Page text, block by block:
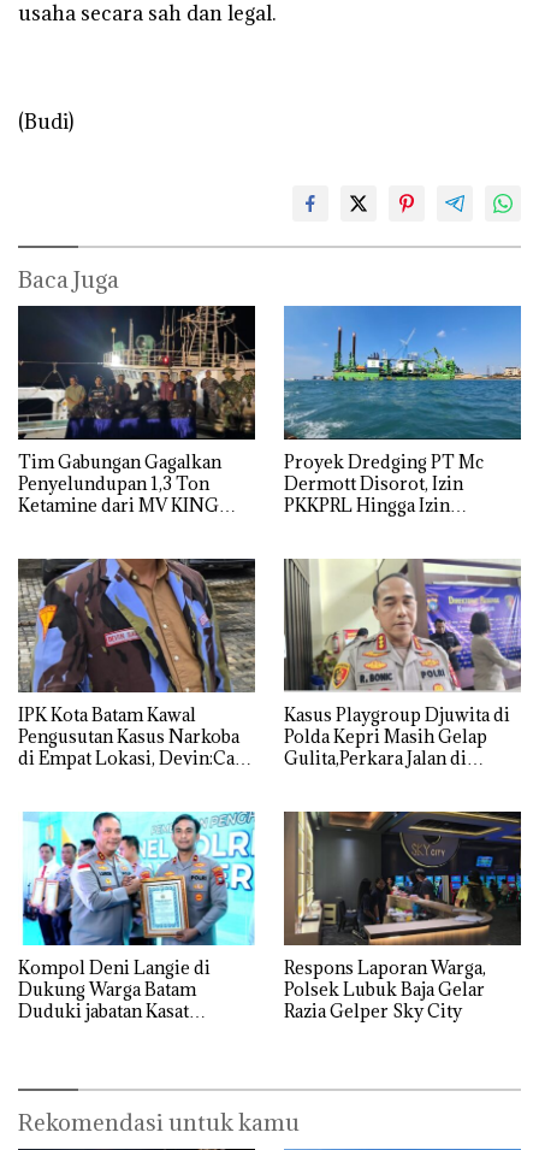
usaha secara sah dan legal.
(Budi)
Baca Juga
Tim Gabungan Gagalkan
Penyelundupan 1,3 Ton
Ketamine dari MV KING
Proyek Dredging PT Mc
Dermott Disorot, Izin
PKKPRL Hingga Izin
IPK Kota Batam Kawal
Pengusutan Kasus Narkoba
di Empat Lokasi, Devin:Cari
Kasus Playgroup Djuwita di
Polda Kepri Masih Gelap
Gulita,Perkara Jalan di
Kompol Deni Langie di
Dukung Warga Batam
Duduki jabatan Kasat
Respons Laporan Warga,
Polsek Lubuk Baja Gelar
Razia Gelper Sky City
Rekomendasi untuk kamu